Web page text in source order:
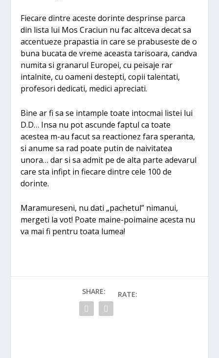
Fiecare dintre aceste dorinte desprinse parca
din lista lui Mos Craciun nu fac altceva decat sa
accentueze prapastia in care se prabuseste de o
buna bucata de vreme aceasta tarisoara, candva
numita si granarul Europei, cu peisaje rar
intalnite, cu oameni destepti, copii talentati,
profesori dedicati, medici apreciati.
Bine ar fi sa se intample toate intocmai listei lui
D.D… Insa nu pot ascunde faptul ca toate
acestea m-au facut sa reactionez fara speranta,
si anume sa rad poate putin de naivitatea
unora… dar si sa admit pe de alta parte adevarul
care sta infipt in fiecare dintre cele 100 de
dorinte.
Maramureseni, nu dati „pachetul” nimanui,
mergeti la vot! Poate maine-poimaine acesta nu
va mai fi pentru toata lumea!
SHARE: RATE: